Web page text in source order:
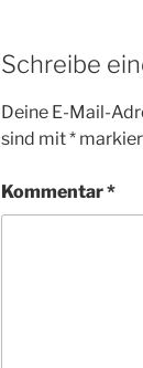
Schreibe
Deine E-Mail-
sind mit*
Kommentar*